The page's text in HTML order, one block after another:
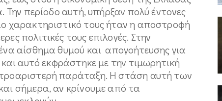
Την περίοδο αυτή, υπήρξαν πολύ έντονες
χαρακτηριστικό τους ήταν η αποστροφή
πολιτικές τους επιλογές. Στην
αίσθημα θυμού και απογοήτευσης για
αυτό εκφράστηκε με την τιμωρητική
παράταξη. Η στάση αυτή των
σήμερα, αν κρίνουμε από τα